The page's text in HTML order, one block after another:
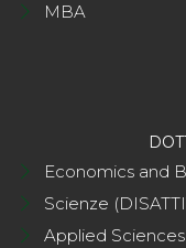
MBA
Economics and
Scienze
Applied